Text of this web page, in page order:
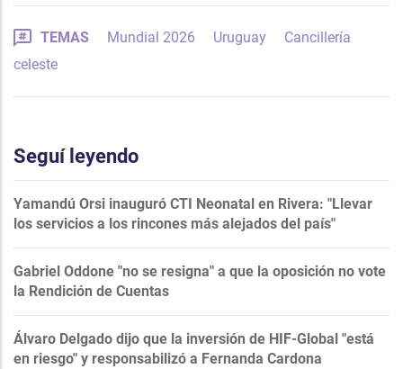
TEMAS Mundial 2026 Uruguay
Cancillería
celeste
Seguí leyendo
Yamandú Orsi inauguró CTI Neonatal en Rivera: "Llevar
los servicios a los rincones más alejados del país"
Gabriel Oddone "no se resigna" a que la oposición no vote
la Rendición de Cuentas
Álvaro Delgado dijo que la inversión de HIF-Global "está
en riesgo" y responsabilizó a Fernanda Cardona